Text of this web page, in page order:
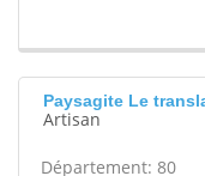
Paysagite Le
Artisan
Département: 80